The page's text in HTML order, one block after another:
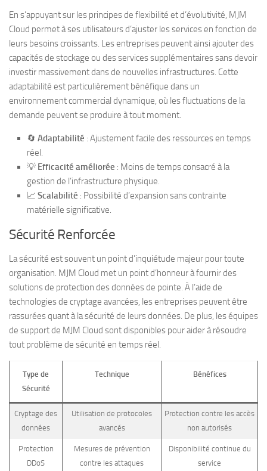
En s’appuyant sur les principes de flexibilité et d’évolutivité, MJM
Cloud permet à ses utilisateurs d’ajuster les services en fonction de
leurs besoins croissants. Les entreprises peuvent ainsi ajouter des
capacités de stockage ou des services supplémentaires sans devoir
investir massivement dans de nouvelles infrastructures. Cette
adaptabilité est particulièrement bénéfique dans un
environnement commercial dynamique, où les fluctuations de la
demande peuvent se produire à tout moment.
🔄 Adaptabilité : Ajustement facile des ressources en temps
réel.
💡 Efficacité améliorée : Moins de temps consacré à la
gestion de l’infrastructure physique.
📈 Scalabilité : Possibilité d’expansion sans contrainte
matérielle significative.
Sécurité Renforcée
La sécurité est souvent un point d’inquiétude majeur pour toute
organisation. MJM Cloud met un point d’honneur à fournir des
solutions de protection des données de pointe. À l’aide de
technologies de cryptage avancées, les entreprises peuvent être
rassurées quant à la sécurité de leurs données. De plus, les équipes
de support de MJM Cloud sont disponibles pour aider à résoudre
tout problème de sécurité en temps réel.
Type de
Sécurité
Technique Bénéfices
Cryptage des
données
Utilisation de protocoles
avancés
Protection contre les accès
non autorisés
Protection
DDoS
Mesures de prévention
contre les attaques
Disponibilité continue du
service